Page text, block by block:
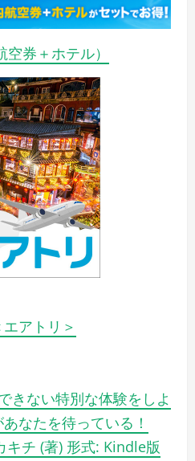
券＋ホテル）
アトリ＞
きない特別な体験をしよ
なたを待っている！
チ (著) 形式: Kindle版